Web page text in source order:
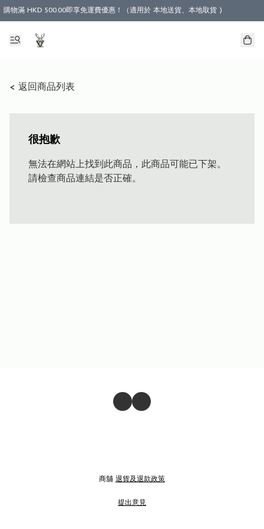
購物滿 HKD 500.00即享免運費優惠！（適用於 本地送貨、本地取貨 )
< 返回商品列表
很抱歉
無法在網站上找到此商品，此商品可能已下架。
請檢查商品連結是否正確。
商舖 退貨及退款政策
提出意見